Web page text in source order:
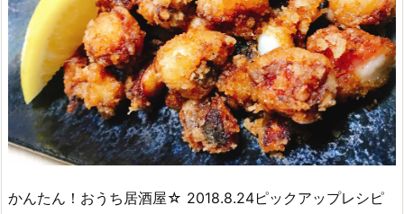
かんたん！おうち居酒屋☆ 2018.8.24ピックアップレシピ